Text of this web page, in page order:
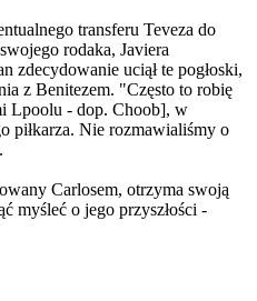
transferu Teveza do
rodaka, Javiera
zdecydowanie uciął te pogłoski,
z Benitezem. "Często to robię
Lpoolu - dop. Choob], w
piłkarza. Nie rozmawialiśmy o
Carlosem, otrzyma swoją
myśleć o jego przyszłości -